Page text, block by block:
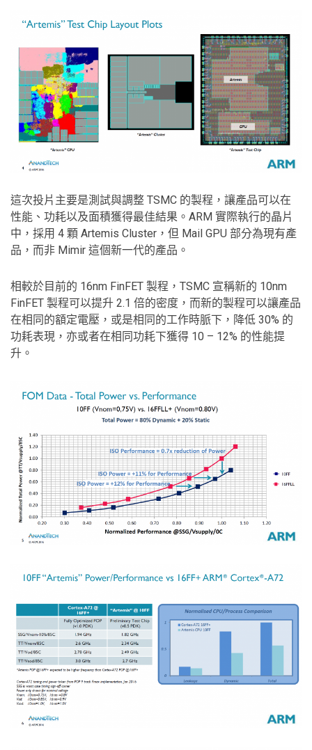
這次投片主要是測試與調整 TSMC 的製程，讓產品可以在
性能、功耗以及面積獲得最佳結果。ARM 實際執行的晶片
中，採用 4 顆 Artemis Cluster，但 Mail GPU 部分為現有產
品，而非 Mimir 這個新一代的產品。
相較於目前的 16nm FinFET 製程，TSMC 宣稱新的 10nm
FinFET 製程可以提升 2.1 倍的密度，而新的製程可以讓產品
在相同的額定電壓，或是相同的工作時脈下，降低 30% 的
功耗表現，亦或者在相同功耗下獲得 10 – 12% 的性能提
升。